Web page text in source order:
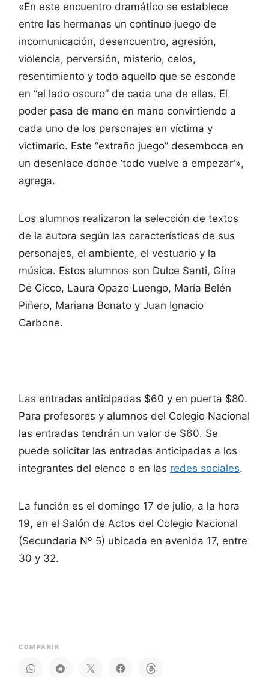
«En este encuentro dramático se establece
entre las hermanas un continuo juego de
incomunicación, desencuentro, agresión,
violencia, perversión, misterio, celos,
resentimiento y todo aquello que se esconde
en “el lado oscuro” de cada una de ellas. El
poder pasa de mano en mano convirtiendo a
cada uno de los personajes en víctima y
victimario. Este “extraño juego” desemboca en
un desenlace donde ‘todo vuelve a empezar'»,
agrega.
Los alumnos realizaron la selección de textos
de la autora según las características de sus
personajes, el ambiente, el vestuario y la
música. Estos alumnos son Dulce Santi, Gina
De Cicco, Laura Opazo Luengo, María Belén
Piñero, Mariana Bonato y Juan Ignacio
Carbone.
Las entradas anticipadas $60 y en puerta $80.
Para profesores y alumnos del Colegio Nacional
las entradas tendrán un valor de $60. Se
puede solicitar las entradas anticipadas a los
integrantes del elenco o en las redes sociales.
La función es el domingo 17 de julio, a la hora
19, en el Salón de Actos del Colegio Nacional
(Secundaria Nº 5) ubicada en avenida 17, entre
30 y 32.
COMPARIR